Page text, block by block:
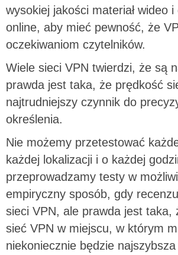
wysokiej jakości materiał wideo
online, aby mieć pewność, że
oczekiwaniom czytelników.
Wiele sieci VPN twierdzi, że są
prawda jest taka, że prędkość
najtrudniejszy czynnik do
określenia.
Nie możemy przetestować
każdej lokalizacji i o każdej
przeprowadzamy testy w
empiryczny sposób, gdy
sieci VPN, ale prawda jest taka,
sieć VPN w miejscu, w którym
niekoniecznie będzie